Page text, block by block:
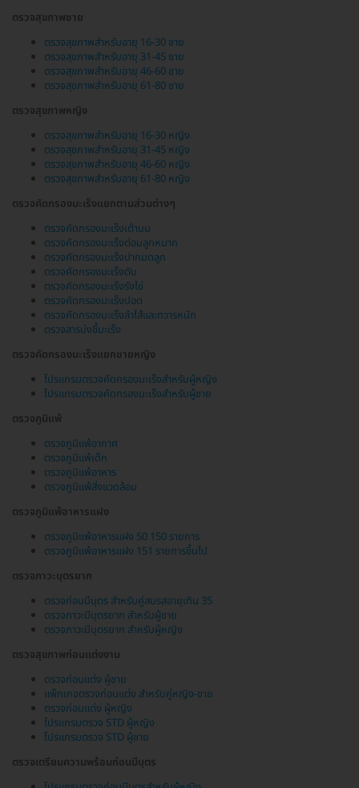
ตรวจสุขภาพชาย
ตรวจสุขภาพสำหรับอายุ 16-30 ชาย
ตรวจสุขภาพสำหรับอายุ 31-45 ชาย
ตรวจสุขภาพสำหรับอายุ 46-60 ชาย
ตรวจสุขภาพสำหรับอายุ 61-80 ชาย
ตรวจสุขภาพหญิง
ตรวจสุขภาพสำหรับอายุ 16-30 หญิง
ตรวจสุขภาพสำหรับอายุ 31-45 หญิง
ตรวจสุขภาพสำหรับอายุ 46-60 หญิง
ตรวจสุขภาพสำหรับอายุ 61-80 หญิง
ตรวจคัดกรองมะเร็งแยกตามส่วนต่างๆ
ตรวจคัดกรองมะเร็งเต้านม
ตรวจคัดกรองมะเร็งต่อมลูกหมาก
ตรวจคัดกรองมะเร็งปากมดลูก
ตรวจคัดกรองมะเร็งตับ
ตรวจคัดกรองมะเร็งรังไข่
ตรวจคัดกรองมะเร็งปอด
ตรวจคัดกรองมะเร็งลำไส้และทวารหนัก
ตรวจสารบ่งชี้มะเร็ง
ตรวจคัดกรองมะเร็งแยกชายหญิง
โปรแกรมตรวจคัดกรองมะเร็งสำหรับผู้หญิง
โปรแกรมตรวจคัดกรองมะเร็งสำหรับผู้ชาย
ตรวจภูมิแพ้
ตรวจภูมิแพ้อากาศ
ตรวจภูมิแพ้เด็ก
ตรวจภูมิแพ้อาหาร
ตรวจภูมิแพ้สิ่งแวดล้อม
ตรวจภูมิแพ้อาหารแฝง
ตรวจภูมิแพ้อาหารแฝง 50 150 รายการ
ตรวจภูมิแพ้อาหารแฝง 151 รายการขึ้นไป
ตรวจภาวะบุตรยาก
ตรวจก่อนมีบุตร สำหรับคู่สมรสอายุเกิน 35
ตรวจภาวะมีบุตรยาก สำหรับผู้ชาย
ตรวจภาวะมีบุตรยาก สำหรับผู้หญิง
ตรวจสุขภาพก่อนแต่งงาน
ตรวจก่อนแต่ง ผู้ชาย
แพ็กเกจตรวจก่อนแต่ง สำหรับคู่หญิง-ชาย
ตรวจก่อนแต่ง ผู้หญิง
โปรแกรมตรวจ STD ผู้หญิง
โปรแกรมตรวจ STD ผู้ชาย
ตรวจเตรียมความพร้อมก่อนมีบุตร